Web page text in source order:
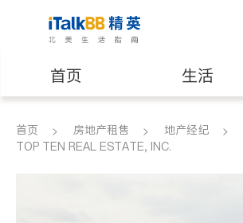
首页 生活
医生 律师
首页 房地产租售 地产经纪
TOP TEN REAL ESTATE, INC.